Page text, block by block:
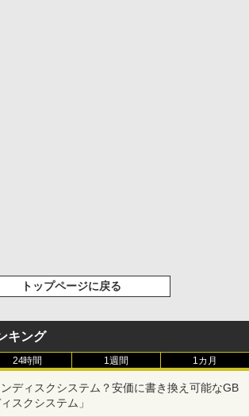
トップページに戻る
キング
24時間 1週間 1カ月
ディスクシステム？安価に書き換え可能なGB
スクシステム」